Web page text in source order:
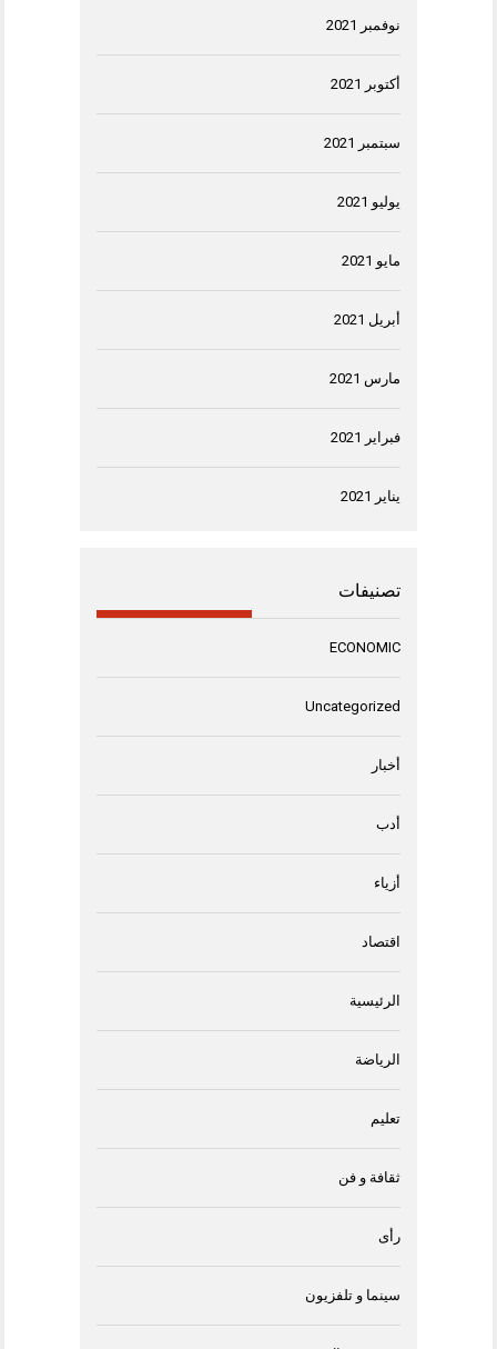
نوفمبر 2021
أكتوبر 2021
سبتمبر 2021
يوليو 2021
مايو 2021
أبريل 2021
مارس 2021
فبراير 2021
يناير 2021
تصنيفات
ECONOMIC
Uncategorized
أخبار
أدب
أزياء
اقتصاد
الرئيسية
الرياضة
تعليم
ثقافة و فن
رأى
سينما و تلفزيون